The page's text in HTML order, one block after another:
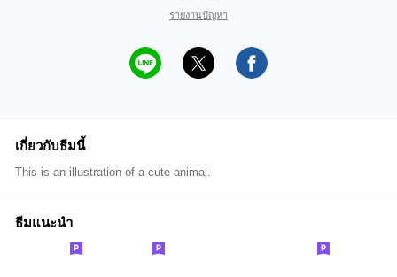
รายงานปัญหา
เกี่ยวกับธีมนี้
This is an illustration of a cute animal.
ธีมแนะนำ